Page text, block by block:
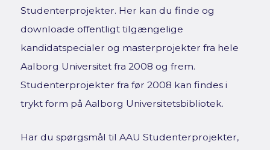
Studenterprojekter. Her kan du finde og
downloade offentligt tilgængelige
kandidatspecialer og masterprojekter fra hele
Aalborg Universitet fra 2008 og frem.
Studenterprojekter fra før 2008 kan findes i
trykt form på Aalborg Universitetsbibliotek.
Har du spørgsmål til AAU Studenterprojekter,